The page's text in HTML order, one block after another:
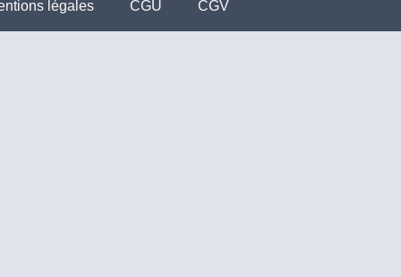
légales CGU CGV